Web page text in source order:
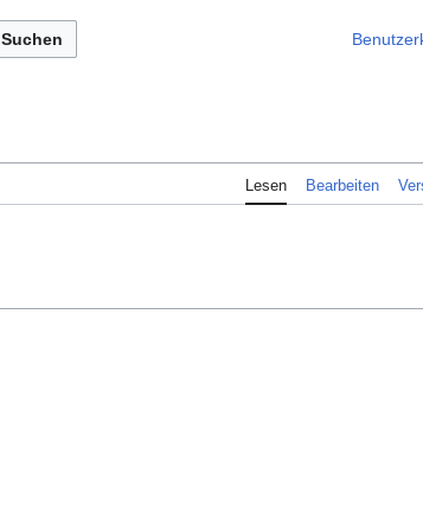
Suchen
Lesen Bearbeiten